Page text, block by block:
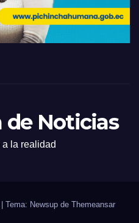
de Noticias
la realidad
Tema: Newsup de Themeansar